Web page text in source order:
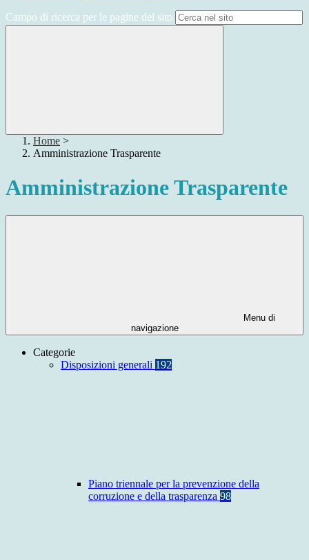
Campo di ricerca per le pagine del sito
Home >
Amministrazione Trasparente
Amministrazione Trasparente
Menu di
navigazione
Categorie
Disposizioni generali 192
Piano triennale per la prevenzione della
corruzione e della trasparenza 98